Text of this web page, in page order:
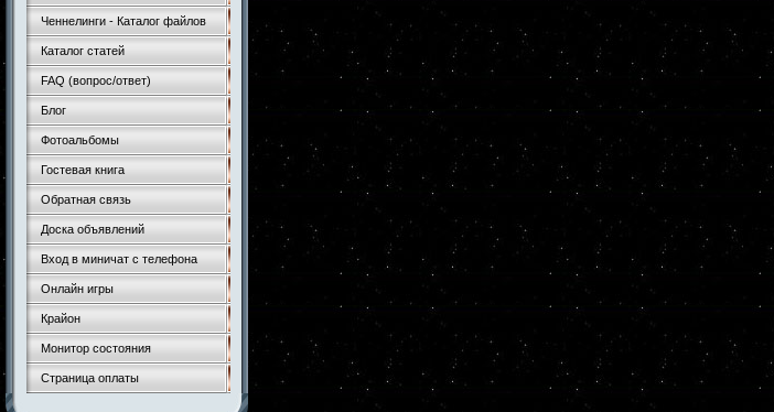
Ченнелинги - Каталог файлов
Каталог статей
FAQ (вопрос/ответ)
Блог
Фотоальбомы
Гостевая книга
Обратная связь
Доска объявлений
Вход в миничат с телефона
Онлайн игры
Крайон
Монитор состояния
Страница оплаты